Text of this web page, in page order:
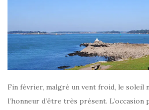
Fin février, malgré un vent froid, le soleil
l’honneur d’être très présent.